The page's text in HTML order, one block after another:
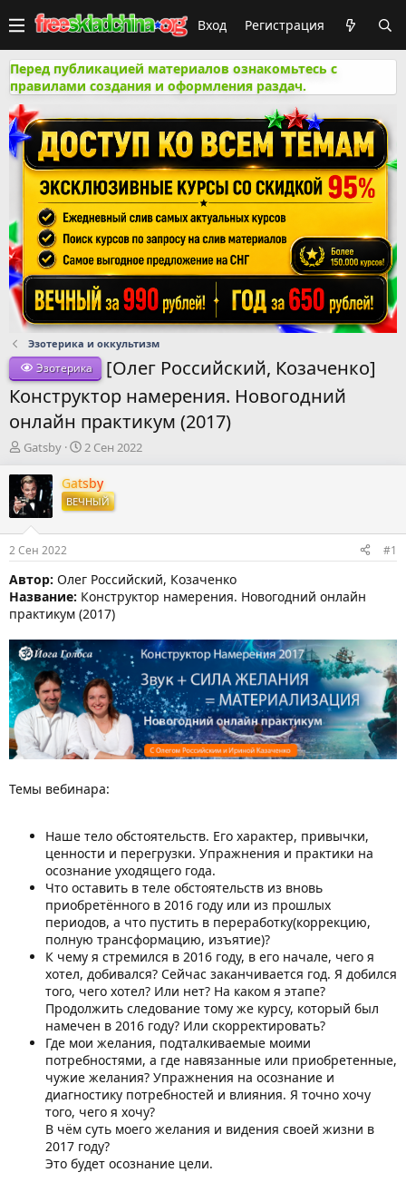
Вход Регистрация
Перед публикацией материалов ознакомьтесь с
правилами создания и оформления раздач.
Эзотерика и оккультизм
Эзотерика
[Олег Российский, Козаченко]
Конструктор намерения. Новогодний
онлайн практикум (2017)
А
т
о
р
т
е
м
ы
Gatsby
Д
т
а
н
а
л
а
2 Сен 2022
Gatsby
ВЕЧНЫЙ
2 Сен 2022 #1
Автор: Олег Российский, Козаченко
Название: Конструктор намерения. Новогодний онлайн
практикум (2017)
Темы вебинара:
Наше тело обстоятельств. Его характер, привычки,
ценности и перегрузки. Упражнения и практики на
осознание уходящего года.
Что оставить в теле обстоятельств из вновь
приобретённого в 2016 году или из прошлых
периодов, а что пустить в переработку(коррекцию,
полную трансформацию, изъятие)?
К чему я стремился в 2016 году, в его начале, чего я
хотел, добивался? Сейчас заканчивается год. Я добился
того, чего хотел? Или нет? На каком я этапе?
Продолжить следование тому же курсу, который был
намечен в 2016 году? Или скорректировать?
Где мои желания, подталкиваемые моими
потребностями, а где навязанные или приобретенные,
чужие желания? Упражнения на осознание и
диагностику потребностей и влияния. Я точно хочу
того, чего я хочу?
В чём суть моего желания и видения своей жизни в
2017 году?
Это будет осознание цели.